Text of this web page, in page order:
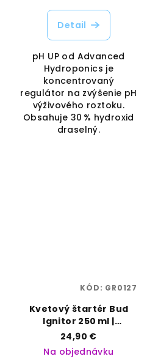
Detail
pH UP od Advanced
Hydroponics je
koncentrovaný
regulátor na zvýšenie pH
výživového roztoku.
Obsahuje 30 % hydroxid
draselný.
Kvetový štartér Bud
Ignitor 250 ml |
Advanced Nutrients |
Vaporama
24,90 €
Na objednávku
KÓD: GR0127